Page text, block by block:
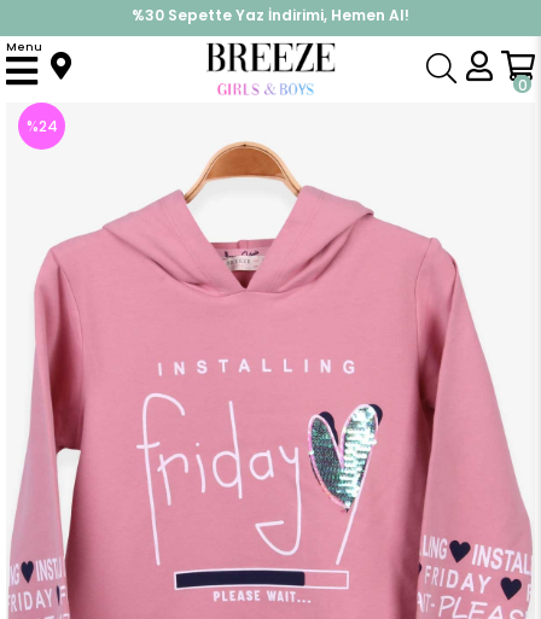
%30 Sepette Yaz İndirimi, Hemen Al!
İndirimlere ek %10 İndirimi Kap, Hemen Üye Ol!
0
Menu
Anasayfa Üst Giyim Sweatshirt Kız Çocuk Sweatshirt Kapüşonlu Gülkurusu (6 Yaş)
%24